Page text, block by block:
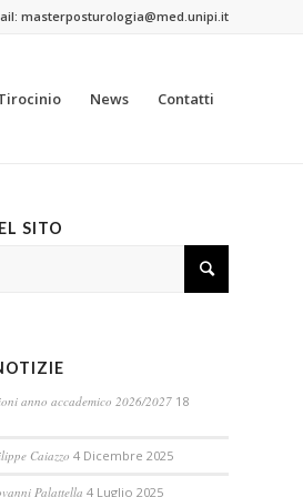
masterposturologia@med.unipi.it
News Contatti
SITO
anno accademico 2026/2027 18
Caiazzo 4 Dicembre 2025
Palattella 4 Luglio 2025